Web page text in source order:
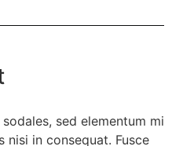
sed elementum mi
nisi in consequat. Fusce